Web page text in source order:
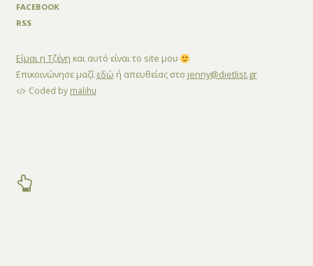
FACEBOOK
RSS
Είμαι η Τζένη και αυτό είναι το site μου
Επικοινώνησε μαζί εδώ ή απευθείας στο jenny@dietlist.gr
Coded by malihu